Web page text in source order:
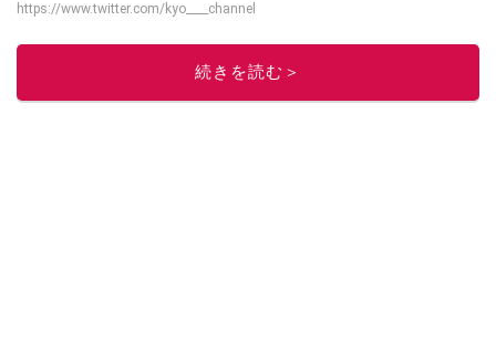
https://www.twitter.com/kyo____channel
このイチオシストの他の記事を読む
続きを読む＞